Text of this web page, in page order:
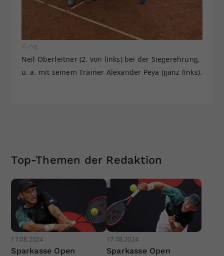
© zVg
Neil Oberleitner (2. von links) bei der Siegerehrung,
u. a. mit seinem Trainer Alexander Peya (ganz links).
Top-Themen der Redaktion
17.08.2024
Sparkasse Open
17.08.2024
Sparkasse Open